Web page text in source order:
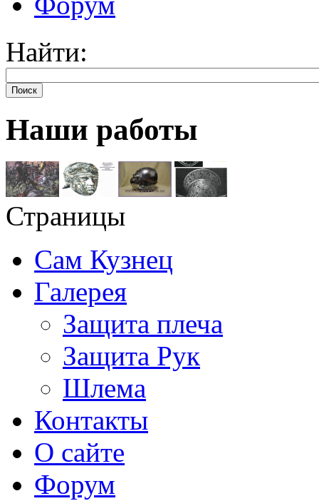
Найти:
Поиск
Наши работы
Страницы
Сам Кузнец
Галерея
Защита плеча
Защита Рук
Шлема
Контакты
О сайте
Форум